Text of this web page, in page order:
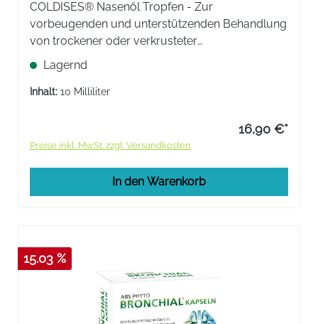
COLDISES® Nasenöl Tropfen - Zur
vorbeugenden und unterstützenden Behandlung
von trockener oder verkrusteter
Nasenschleimhaut.
Lagernd
Inhalt: 10 Milliliter
16,90 €*
Preise inkl. MwSt. zzgl. Versandkosten
In den Warenkorb
15.03 %